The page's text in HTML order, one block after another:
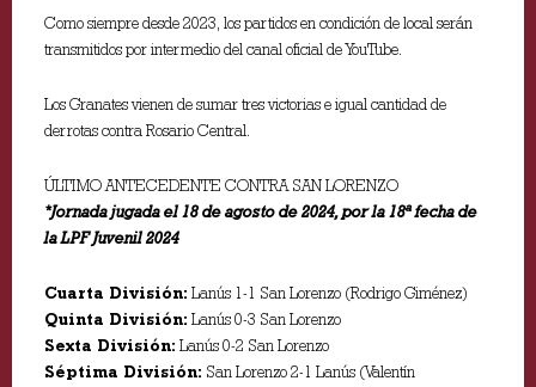
Como siempre desde 2023, los partidos en condición de local serán
transmitidos por intermedio del canal oficial de YouTube.
Los Granates vienen de sumar tres victorias e igual cantidad de
derrotas contra Rosario Central.
ÚLTIMO ANTECEDENTE CONTRA SAN LORENZO
*Jornada jugada el 18 de agosto de 2024, por la 18ª fecha de
la LPF Juvenil 2024
Cuarta División: Lanús 1-1 San Lorenzo (Rodrigo Giménez)
Quinta División: Lanús 0-3 San Lorenzo
Sexta División: Lanús 0-2 San Lorenzo
Séptima División: San Lorenzo 2-1 Lanús (Valentín